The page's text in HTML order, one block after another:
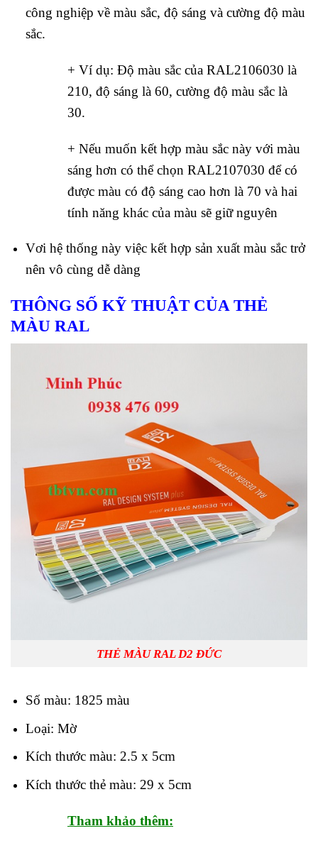
công nghiệp về màu sắc, độ sáng và cường độ màu
sắc.
+ Ví dụ: Độ màu sắc của RAL2106030 là
210, độ sáng là 60, cường độ màu sắc là
30.
+ Nếu muốn kết hợp màu sắc này với màu
sáng hơn có thể chọn RAL2107030 để có
được màu có độ sáng cao hơn là 70 và hai
tính năng khác của màu sẽ giữ nguyên
Vơi hệ thống này việc kết hợp sản xuất màu sắc trở
nên vô cùng dễ dàng
THÔNG SỐ KỸ THUẬT CỦA THẺ
MÀU RAL
THẺ MÀU RAL D2 ĐỨC
Số màu: 1825 màu
Loại: Mờ
Kích thước màu: 2.5 x 5cm
Kích thước thẻ màu: 29 x 5cm
Tham khảo thêm: